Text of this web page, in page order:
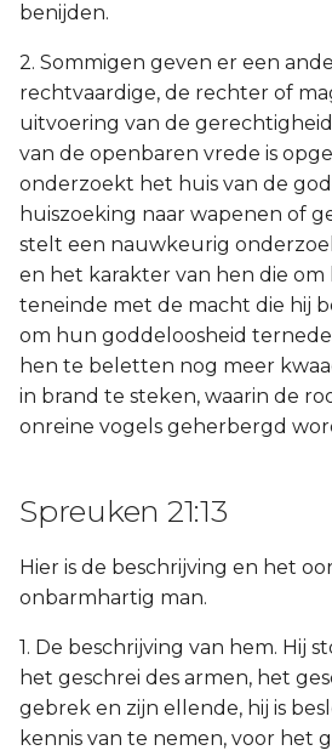
benijden.
2. Sommigen geven er een
rechtvaardige, de rechter of
uitvoering van de
van de openbaren vrede is
onderzoekt het huis van de
huiszoeking naar wapenen of
stelt een nauwkeurig
en het karakter van hen die om
teneinde met de macht die hij
om hun goddeloosheid
hen te beletten nog meer
in brand te steken, waarin de
onreine vogels geherbergd
Spreuken 21:13
Hier is de beschrijving en het
onbarmhartig man.
1. De beschrijving van hem. Hij
het geschrei des armen, het
gebrek en zijn ellende, hij is
kennis van te nemen, voor het